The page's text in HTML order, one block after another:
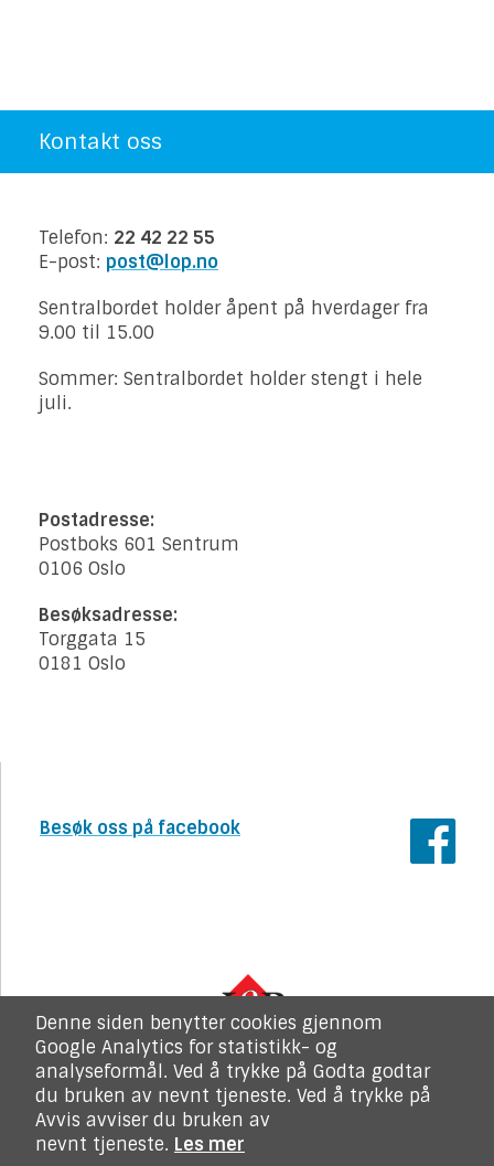
Denne siden benytter cookies gjennom
Google Analytics for statistikk- og
analyseformål. Ved å trykke på Godta godtar
du bruken av nevnt tjeneste. Ved å trykke på
Avvis avviser du bruken av
nevnt tjeneste. Les mer
Kontakt oss
Telefon: 22 42 22 55
E-post: post@lop.no
Sentralbordet holder åpent på hverdager fra
9.00 til 15.00
Sommer: Sentralbordet holder stengt i hele
juli.
Postadresse:
Postboks 601 Sentrum
0106 Oslo
Besøksadresse:
Torggata 15
0181 Oslo
Besøk oss på facebook